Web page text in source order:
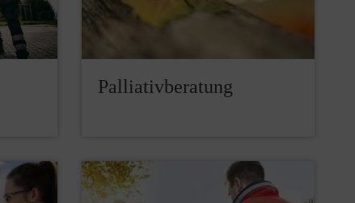
Palliativberatung